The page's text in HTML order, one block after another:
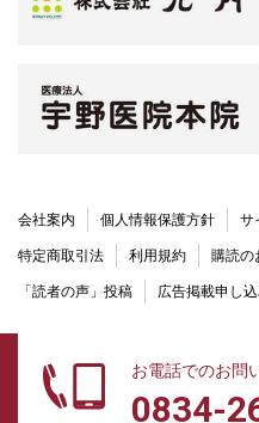
会社案内 個人情報保護方針 サ
特定商取引法 利用規約 購読の
「読者の声」投稿 広告掲載申し
お電話でのお問
0834-